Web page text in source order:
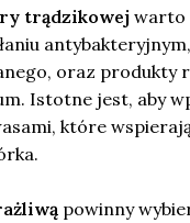
trądzikowej warto
oraz produkty
Istotne jest, aby
które
powinny